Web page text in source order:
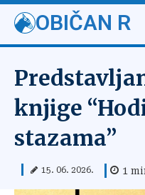
OBIČAN R
knjige
stazama”
15. 06. 2026. 1